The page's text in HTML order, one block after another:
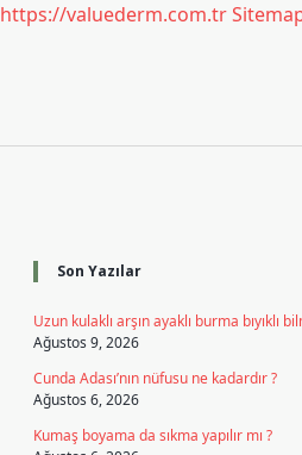
https://valuederm.com.tr
Son Yazılar
Uzun kulaklı arşın ayaklı burma bıyıklı
Ağustos 9, 2026
Cunda Adası’nın nüfusu ne kadardır ?
Ağustos 6, 2026
Kumaş boyama da sıkma yapılır mı ?